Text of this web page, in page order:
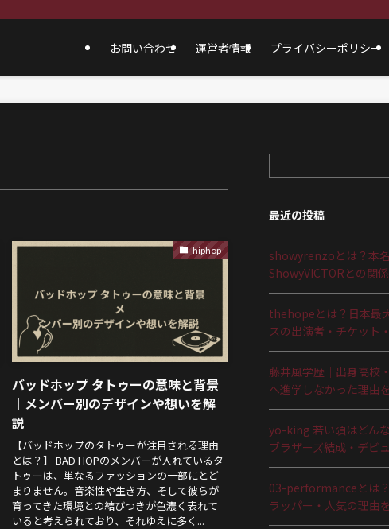
お問い合わせ 運営者情報 プライバシーポリシー
hiphop
バッドホップ タトゥーの意味と背景
｜メンバー別のデザインや想いを解
説
【バッドホップのタトゥーが注目される理由
とは？】 BAD HOPのメンバーが入れているタ
トゥーは、単なるファッションの一部にとど
まりません。音楽性や生き方、そして彼らが
育ってきた環境との結びつきが色濃く表れて
いると考えられており、それゆえに多く...
最近の投稿
showyrenzoとは？本名
ShowyVICTORとの関
thehopeとは？日本最
スの出演者・チケット
藤井風学歴｜出身高校
へ進学しなかった理由
yo-king 若い頃はどん
ブラザーズ結成・デビ
03-performanceとは
ラッパー・人気の理由